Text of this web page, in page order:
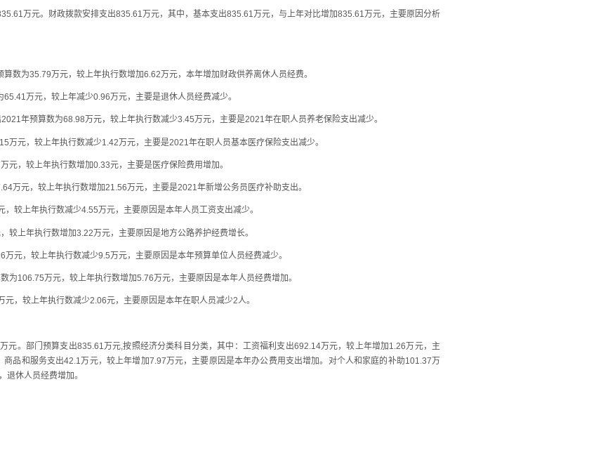
万元。财政拨款安排支出835.61万元，其中，基本支出835.61万元，与上年对比增加835.61万元，主要原因分析
为35.79万元，较上年执行数增加6.62万元，本年增加财政供养离休人员经费。
万元，较上年减少0.96万元，主要是退休人员经费减少。
年预算数为68.98万元，较上年执行数减少3.45万元，主要是2021年在职人员养老保险支出减少。
元，较上年执行数减少1.42万元，主要是2021年在职人员基本医疗保险支出减少。
，较上年执行数增加0.33元，主要是医疗保险费用增加。
元，较上年执行数增加21.56万元，主要是2021年新增公务员医疗补助支出。
上年执行数减少4.55万元，主要原因是本年人员工资支出减少。
上年执行数增加3.22万元，主要原因是地方公路养护经费增长。
，较上年执行数减少9.5万元，主要原因是本年预算单位人员经费减少。
106.75万元，较上年执行数增加5.76万元，主要原因是本年人员经费增加。
较上年执行数减少2.06元，主要原因是本年在职人员减少2人。
。部门预算支出835.61万元,按照经济分类科目分类，其中：工资福利支出692.14万元，较上年增加1.26万元，主
品和服务支出42.1万元，较上年增加7.97万元，主要原因是本年办公费用支出增加。对个人和家庭的补助101.37万
退休人员经费增加。